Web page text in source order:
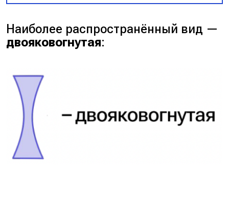
Наиболее распространённый вид —
двояковогнутая: